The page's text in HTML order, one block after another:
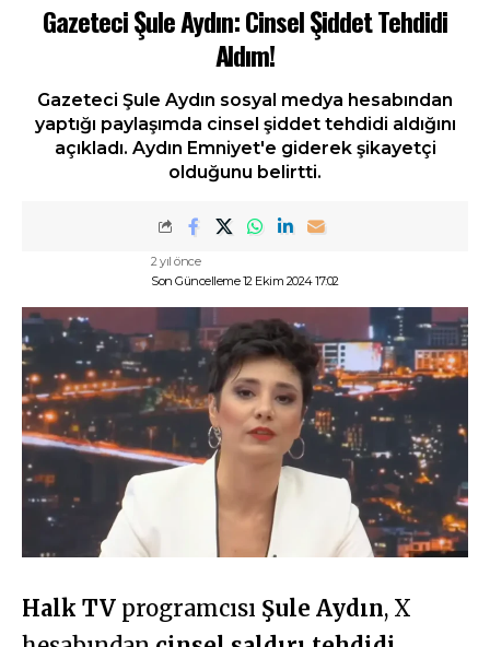
Gazeteci Şule Aydın: Cinsel Şiddet Tehdidi
Aldım!
Gazeteci Şule Aydın sosyal medya hesabından
yaptığı paylaşımda cinsel şiddet tehdidi aldığını
açıkladı. Aydın Emniyet'e giderek şikayetçi
olduğunu belirtti.
Son Güncelleme 12 Ekim 2024 17:02
2 yıl önce
Halk TV programcısı Şule Aydın, X